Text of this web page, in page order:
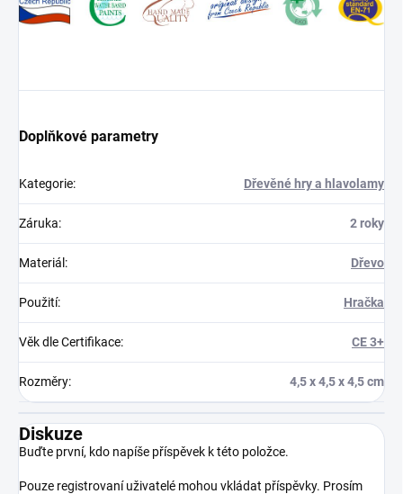
Doplňkové parametry
Kategorie: Dřevěné hry a hlavolamy
Záruka: 2 roky
Materiál : Dřevo
Použití: Hračka
Věk dle Certifikace: CE 3+
Rozměry: 4,5 x 4,5 x 4,5 cm
Diskuze
Buďte první, kdo napíše příspěvek k této položce.
Pouze registrovaní uživatelé mohou vkládat příspěvky. Prosím